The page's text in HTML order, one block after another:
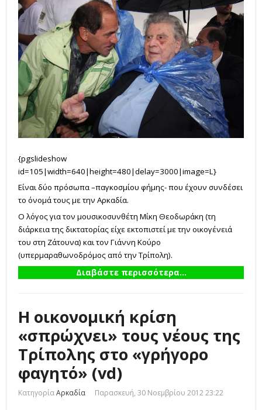
{pgslideshow
id=105|width=640|height=480|delay=3000|image=L}
Είναι δύο πρόσωπα –παγκοσμίου φήμης- που έχουν συνδέσει
το όνομά τους με την Αρκαδία.
Ο λόγος για τον μουσικοσυνθέτη Μίκη Θεοδωράκη (τη
διάρκεια της δικτατορίας είχε εκτοπιστεί με την οικογένειά
του στη Ζάτουνα) και τον Γιάννη Κούρο
(υπερμαραθωνοδρόμος από την Τρίπολη).
Διαβάστε περισσότερα...
Η οικονομική κρίση
«σπρώχνει» τους νέους της
Τρίπολης στο «γρήγορο
φαγητό» (vd)
ΚατηγορίαΑρκαδία Παρασκευή, 30 Νοεμβρίου 2012 23:22